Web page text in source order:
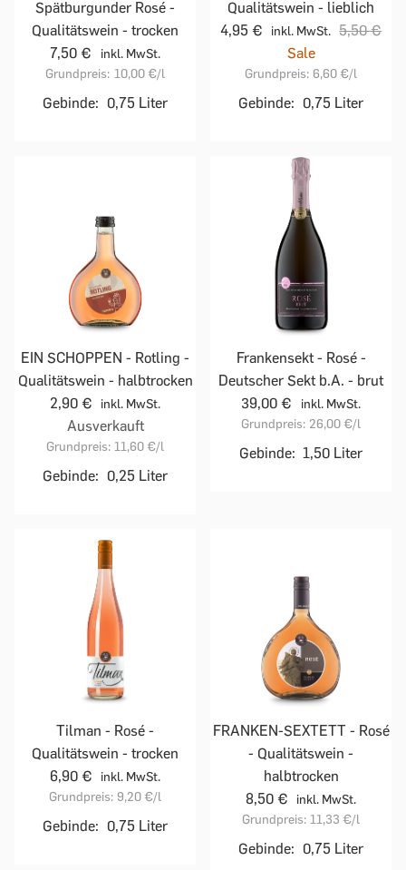
Spätburgunder Rosé -
Qualitätswein - trocken
7,50 €
inkl. MwSt.
Grundpreis: 10,00 €/l
Gebinde: 0,75 Liter
Qualitätswein - lieblich
4,95 €
inkl. MwSt. 5,50 €
Sale
Grundpreis: 6,60 €/l
Gebinde: 0,75 Liter
EIN SCHOPPEN - Rotling -
Qualitätswein - halbtrocken
2,90 €
inkl. MwSt.
Ausverkauft
Grundpreis: 11,60 €/l
Gebinde: 0,25 Liter
Frankensekt - Rosé -
Deutscher Sekt b.A. - brut
39,00 €
inkl. MwSt.
Grundpreis: 26,00 €/l
Gebinde: 1,50 Liter
Tilman - Rosé -
Qualitätswein - trocken
6,90 €
inkl. MwSt.
Grundpreis: 9,20 €/l
Gebinde: 0,75 Liter
FRANKEN-SEXTETT - Rosé
- Qualitätswein -
halbtrocken
8,50 €
inkl. MwSt.
Grundpreis: 11,33 €/l
Gebinde: 0,75 Liter